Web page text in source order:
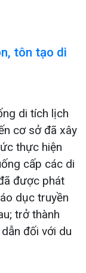
tôn tạo di
di tích lịch
cơ sở đã xây
thực hiện
cấp các di
được phát
dục truyền
trở thành
đối với du